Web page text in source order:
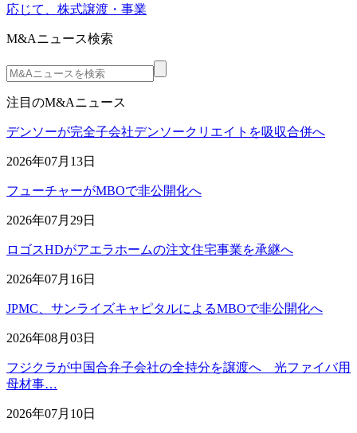
応じて、株式譲渡・事業
M&Aニュース検索
注目のM&Aニュース
デンソーが完全子会社デンソークリエイトを吸収合併へ
2026年07月13日
フューチャーがMBOで非公開化へ
2026年07月29日
ロゴスHDがアエラホームの注文住宅事業を承継へ
2026年07月16日
JPMC、サンライズキャピタルによるMBOで非公開化へ
2026年08月03日
フジクラが中国合弁子会社の全持分を譲渡へ 光ファイバ用
母材事…
2026年07月10日